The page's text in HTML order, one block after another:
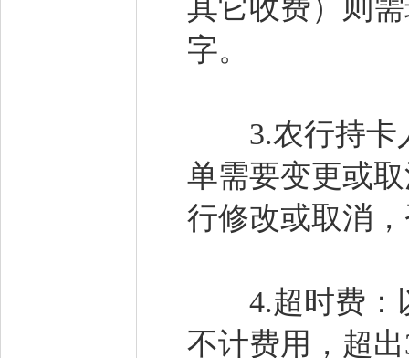
其它收费）则
字。
3.农行持卡人
单需要变更或
行修改或取消
4.超时费：以
不计费用，超